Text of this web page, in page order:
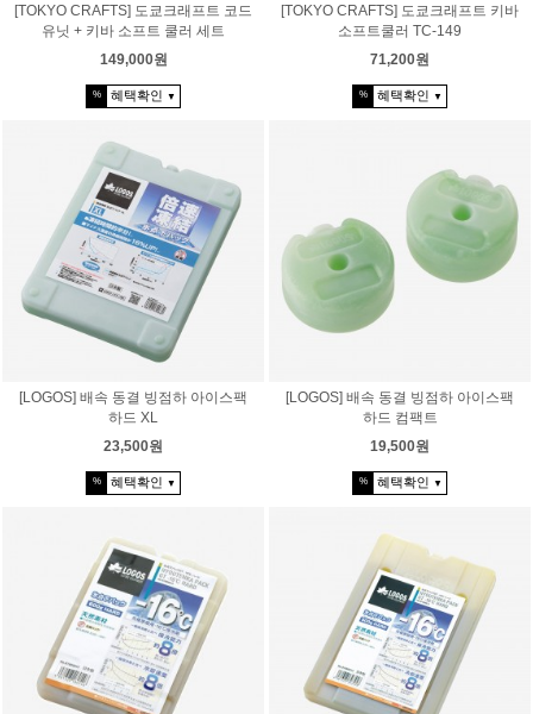
[TOKYO CRAFTS] 도쿄크래프트 코드
유닛 + 키바 소프트 쿨러 세트
149,000원
% 혜택확인 ▼
[TOKYO CRAFTS] 도쿄크래프트 키바
소프트쿨러 TC-149
71,200원
% 혜택확인 ▼
[LOGOS] 배속 동결 빙점하 아이스팩
하드 XL
23,500원
% 혜택확인 ▼
[LOGOS] 배속 동결 빙점하 아이스팩
하드 컴팩트
19,500원
% 혜택확인 ▼